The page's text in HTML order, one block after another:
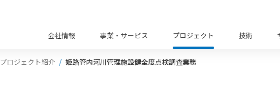
会社情報 事業・サービス プロジェクト 技術
プロジェクト紹介 姫路管内河川管理施設健全度点検調査業務